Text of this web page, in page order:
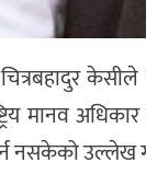
चित्रबहादुर
मानव
नसकेको उल्लेख